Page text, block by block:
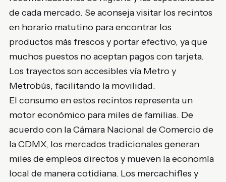
de cada mercado. Se aconseja visitar los recintos
en horario matutino para encontrar los
productos más frescos y portar efectivo, ya que
muchos puestos no aceptan pagos con tarjeta.
Los trayectos son accesibles vía Metro y
Metrobús, facilitando la movilidad.
El consumo en estos recintos representa un
motor económico para miles de familias. De
acuerdo con la Cámara Nacional de Comercio de
la CDMX, los mercados tradicionales generan
miles de empleos directos y mueven la economía
local de manera cotidiana. Los mercachifles y